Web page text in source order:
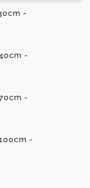
-
-
-
-